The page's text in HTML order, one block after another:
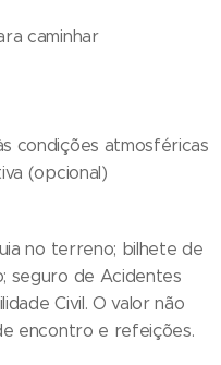
caminhar
condições atmosféricas
(opcional)
no terreno; bilhete de
seguro de Acidentes
Civil. O valor não
encontro e refeições.